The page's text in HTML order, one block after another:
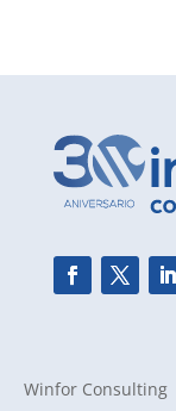
Winfor Consulting